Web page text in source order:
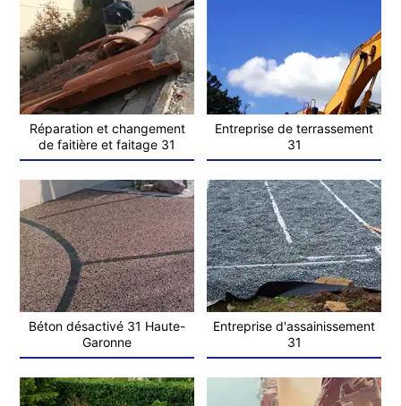
Réparation et changement
de faitière et faitage 31
Entreprise de terrassement
31
Béton désactivé 31 Haute-
Garonne
Entreprise d'assainissement
31